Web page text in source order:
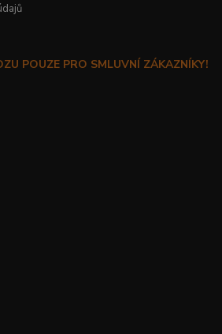
POUZE PRO SMLUVNÍ ZÁKAZNÍKY!